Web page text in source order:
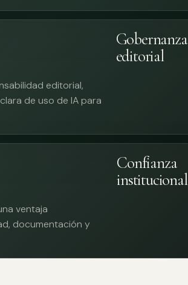
Gobernanza
editorial
editorial,
de uso de IA para
Confianza
institucional
ventaja
documentación y